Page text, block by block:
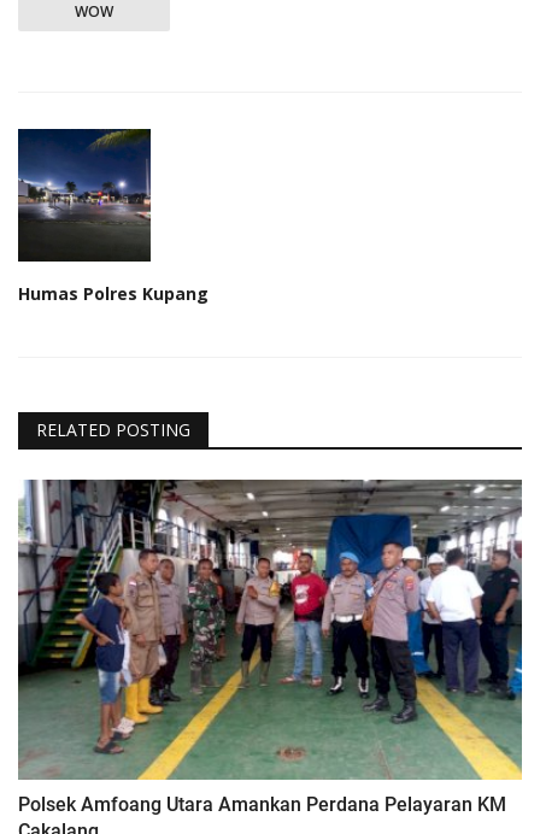
WOW
Humas Polres Kupang
RELATED POSTING
Polsek Amfoang Utara Amankan Perdana Pelayaran KM